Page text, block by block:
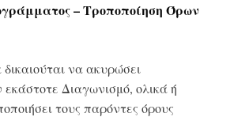
– Τροποποίηση Όρων
να ακυρώσει
εκάστοτε Διαγωνισμό, ολικά ή
τους παρόντες όρους